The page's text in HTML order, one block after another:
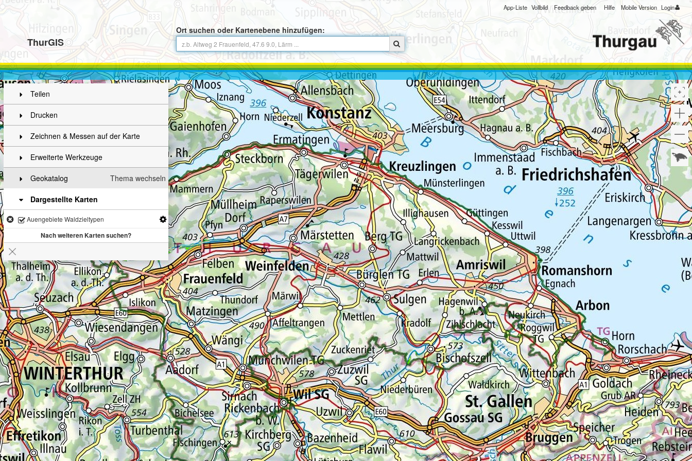
ThurGIS
Ort suchen oder Kartenebene hinzufügen:
App-Liste Vollbild Feedback geben Hilfe Mobile Version Login
Teilen
Drucken
Zeichnen & Messen auf der Karte
Erweiterte Werkzeuge
Thema wechseln
Geokatalog
Dargestellte Karten
Auengebiete Waldzieltypen
Nach weiteren Karten suchen?